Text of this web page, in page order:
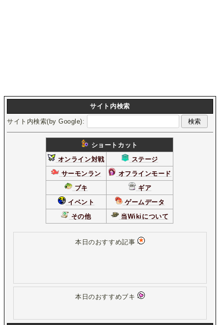
サイト内検索
サイト内検索(by Google):
ショートカット
オンライン対戦
ステージ
サーモンラン
オフラインモード
ブキ
ギア
イベント
ゲームデータ
その他
当Wikiについて
本日のおすすめ記事
本日のおすすめブキ